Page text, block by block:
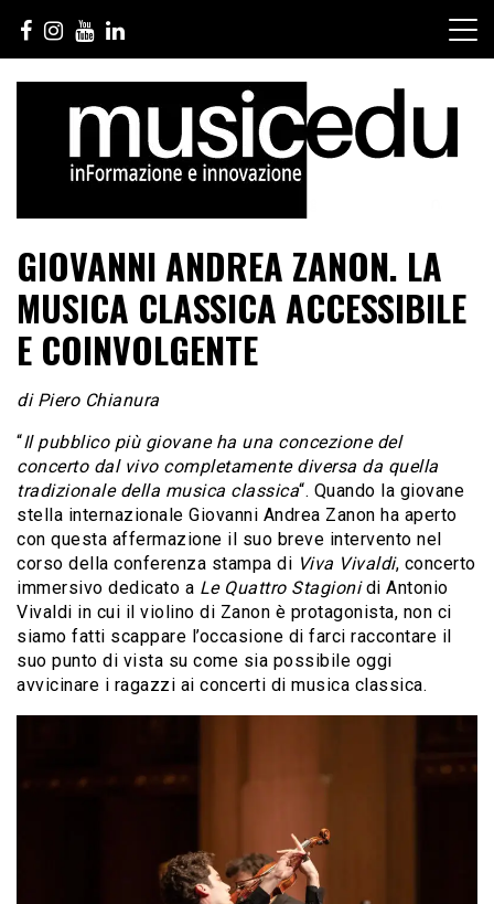
contenuto
GIOVANNI ANDREA ZANON. LA
MUSICA CLASSICA ACCESSIBILE
E COINVOLGENTE
di Piero Chianura
“Il pubblico più giovane ha una concezione del
concerto dal vivo completamente diversa da quella
tradizionale della musica classica“. Quando la giovane
stella internazionale Giovanni Andrea Zanon ha aperto
con questa affermazione il suo breve intervento nel
corso della conferenza stampa di Viva Vivaldi, concerto
immersivo dedicato a Le Quattro Stagionidi Antonio
Vivaldi in cui il violino di Zanon è protagonista, non ci
siamo fatti scappare l’occasione di farci raccontare il
suo punto di vista su come sia possibile oggi
avvicinare i ragazzi ai concerti di musica classica.